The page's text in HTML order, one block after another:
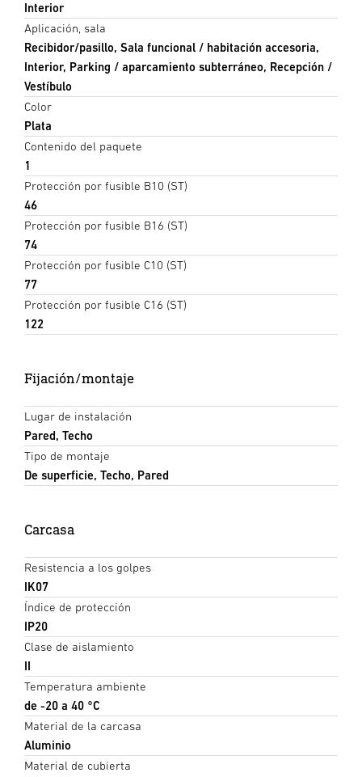
Interior
Aplicación, sala
Recibidor/pasillo, Sala funcional / habitación accesoria,
Interior, Parking / aparcamiento subterráneo, Recepción /
Vestíbulo
Color
Plata
Contenido del paquete
1
Protección por fusible B10 (ST)
46
Protección por fusible B16 (ST)
74
Protección por fusible C10 (ST)
77
Protección por fusible C16 (ST)
122
Fijación/montaje
Lugar de instalación
Pared, Techo
Tipo de montaje
De superficie, Techo, Pared
Carcasa
Resistencia a los golpes
IK07
Índice de protección
IP20
Clase de aislamiento
II
Temperatura ambiente
de -20 a 40 °C
Material de la carcasa
Aluminio
Material de cubierta